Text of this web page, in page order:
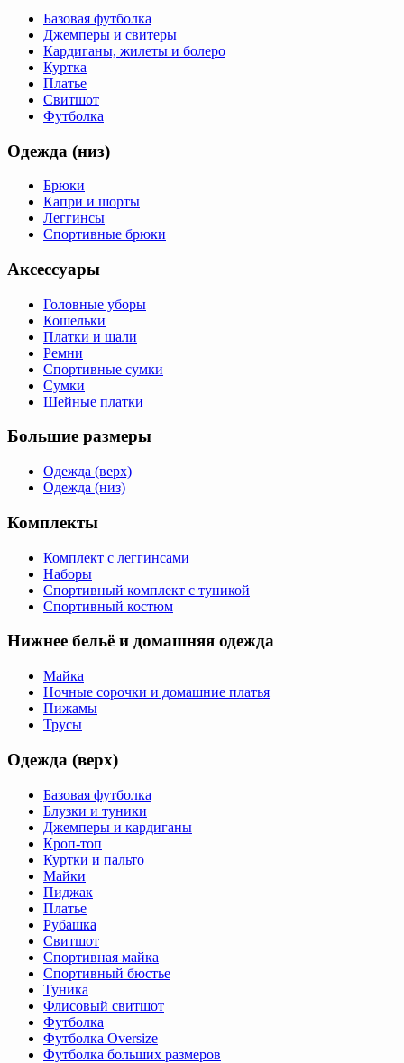
Базовая футболка
Джемперы и свитеры
Кардиганы, жилеты и болеро
Куртка
Платье
Свитшот
Футболка
Одежда (низ)
Брюки
Капри и шорты
Леггинсы
Спортивные брюки
Аксессуары
Головные уборы
Кошельки
Платки и шали
Ремни
Спортивные сумки
Сумки
Шейные платки
Большие размеры
Одежда (верх)
Одежда (низ)
Комплекты
Комплект с леггинсами
Наборы
Спортивный комплект с туникой
Спортивный костюм
Нижнее бельё и домашняя одежда
Майка
Ночные сорочки и домашние платья
Пижамы
Трусы
Одежда (верх)
Базовая футболка
Блузки и туники
Джемперы и кардиганы
Кроп-топ
Куртки и пальто
Майки
Пиджак
Платье
Рубашка
Свитшот
Спортивная майка
Спортивный бюстье
Туника
Флисовый свитшот
Футболка
Футболка Oversize
Футболка больших размеров